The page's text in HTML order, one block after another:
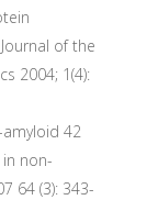
of the
2004; 1(4):
42
non-
64 (3): 343-